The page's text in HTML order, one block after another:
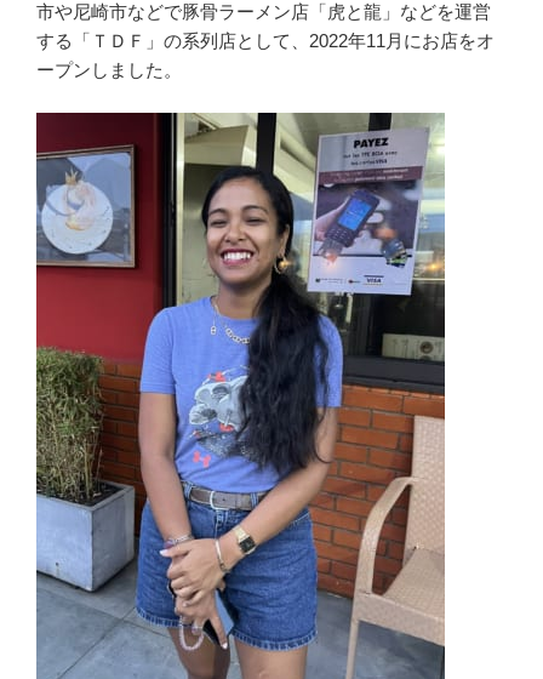
市や尼崎市などで豚骨ラーメン店「虎と龍」などを運営
する「ＴＤＦ」の系列店として、2022年11月にお店をオ
ープンしました。